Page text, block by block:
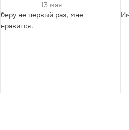
13 мая
беру не первый раз, мне
нравится.